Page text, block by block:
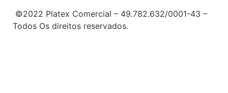
©2022 Platex Comercial – 49.782.632/0001-43 –
Todos Os direitos reservados.